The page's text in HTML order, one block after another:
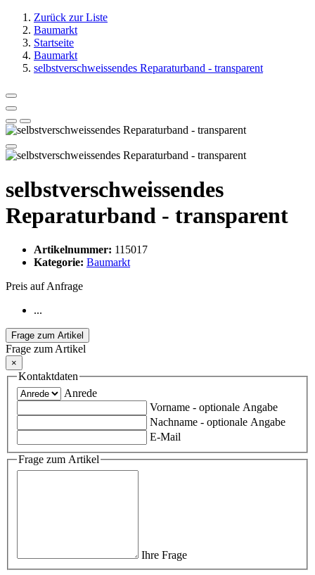
Zurück zur Liste
Baumarkt
Startseite
Baumarkt
selbstverschweissendes Reparaturband - transparent
selbstverschweissendes
Reparaturband - transparent
Artikelnummer: 115017
Kategorie: Baumarkt
Preis auf Anfrage
...
Frage zum Artikel
Frage zum Artikel
×
Kontaktdaten
Anrede
Vorname - optionale Angabe
Nachname - optionale Angabe
E-Mail
Frage zum Artikel
Ihre Frage